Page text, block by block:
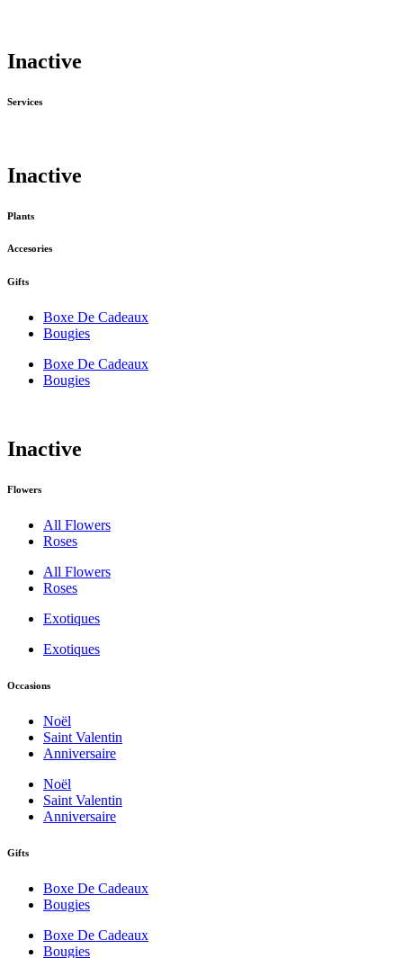
Inactive
Services
Inactive
Plants
Accesories
Gifts
Boxe De Cadeaux
Bougies
Boxe De Cadeaux
Bougies
Inactive
Flowers
All Flowers
Roses
All Flowers
Roses
Exotiques
Exotiques
Occasions
Noël
Saint Valentin
Anniversaire
Noël
Saint Valentin
Anniversaire
Gifts
Boxe De Cadeaux
Bougies
Boxe De Cadeaux
Bougies